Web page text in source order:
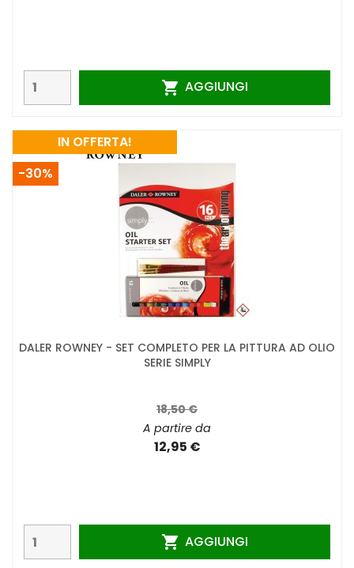
 AGGIUNGI
DALER ROWNEY - SET COMPLETO PER LA PITTURA AD OLIO
SERIE SIMPLY
18,50 €
A partire da
12,95 €
 AGGIUNGI
IN OFFERTA!
-30%